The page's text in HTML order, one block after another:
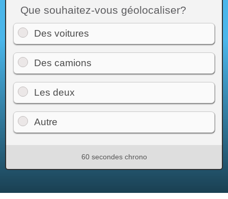
Que souhaitez-vous géolocaliser?
Des voitures
Des camions
Les deux
Autre
60 secondes chrono